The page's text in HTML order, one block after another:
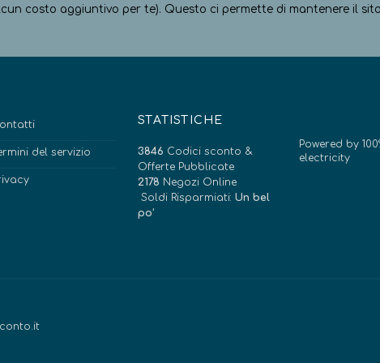
costo aggiuntivo per te). Questo ci permette di mantenere il
del servizio
STATISTICHE
3846 Codici sconto &
Offerte Pubblicate
2178 Negozi Online
Soldi Risparmiati:Un bel
po’
Powered by
electricity